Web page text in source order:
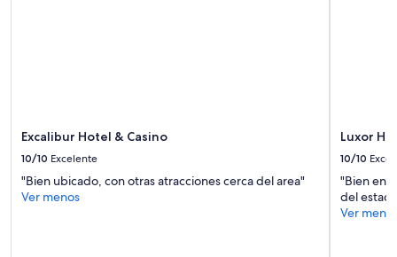
cambios.
Aplican
términos
adicionales.
Excalibur Hotel & Casino
10/10 Excelente
"Bien ubicado, con otras atracciones cerca del area"
Ver menos
Luxor
10/10
"Bien en
del
Ver